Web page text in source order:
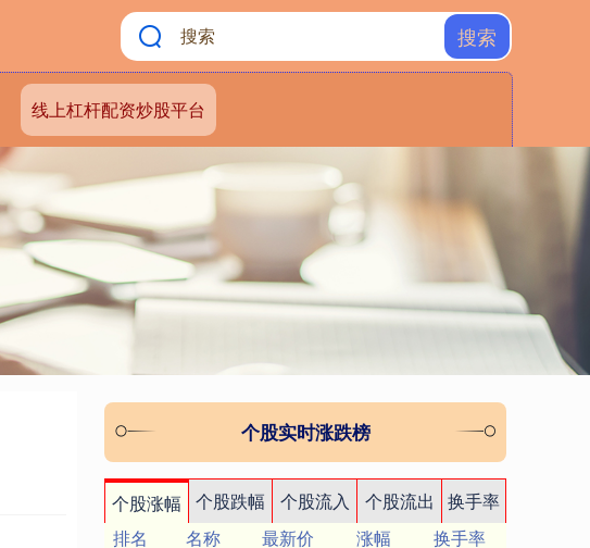
搜索
线上杠杆配资炒股平台
个股实时涨跌榜
个股涨幅 个股跌幅 个股流入 个股流出
换手率
排名
名称 最新价 涨幅
换手率